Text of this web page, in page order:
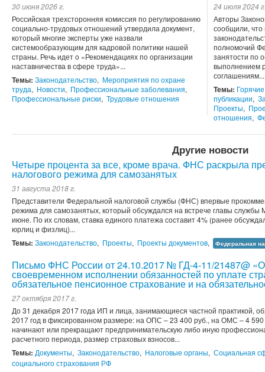
30 июня 2026 г.
Российская трехсторонняя комиссия по регулированию
социально-трудовых отношений утвердила документ,
который многие эксперты уже назвали
системообразующим для кадровой политики нашей
страны. Речь идет о «Рекомендациях по организации
наставничества в сфере труда»...
Темы: Законодательство, Мероприятия по охране
труда, Новости, Профессиональные заболевания,
Профессиональные риски, Трудовые отношения
24 июля 2024
Авторы
сообщили,
полномочий
занятости по
выполнением
соглашениям...
Темы:
публикации,
Проекты,
отношения,
Другие новости
Четыре процента за все, кроме врача. ФНС раскрыла
налогового режима для самозанятых
31 августа 2018 г.
Представители Федеральной налоговой службы (ФНС) впервые
режима для самозанятых, который обсуждался на встрече главы
июне. По их словам, ставка единого платежа составит 4% (ранее
юрлиц и физлиц)...
Темы: Законодательство, Проекты, Проекты документов, Федеральная
Письмо ФНС России от 24.10.2017 № ГД-4-11/21487@
своевременном исполнении обязанностей по уплате
обязательное пенсионное страхование и на
27 октября 2017 г.
До 31 декабря 2017 года ИП и лица, занимающиеся частной практикой,
2017 год в фиксированном размере: на ОПС – 23 400 руб., на ОМС – 4 590
начинают или прекращают предпринимательскую либо иную
расчетного периода, размер страховых взносов...
Темы: Документы, Законодательство, Налоговые органы, Социальная
социального страхования РФ